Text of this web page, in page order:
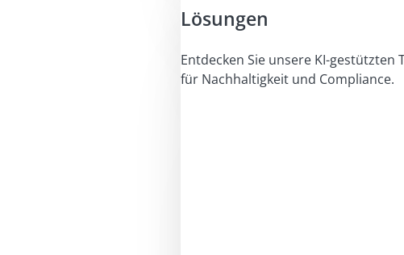
Lösungen
Entdecken Sie unsere KI-gestützten
für Nachhaltigkeit und Compliance.